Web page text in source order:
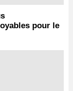
pour le